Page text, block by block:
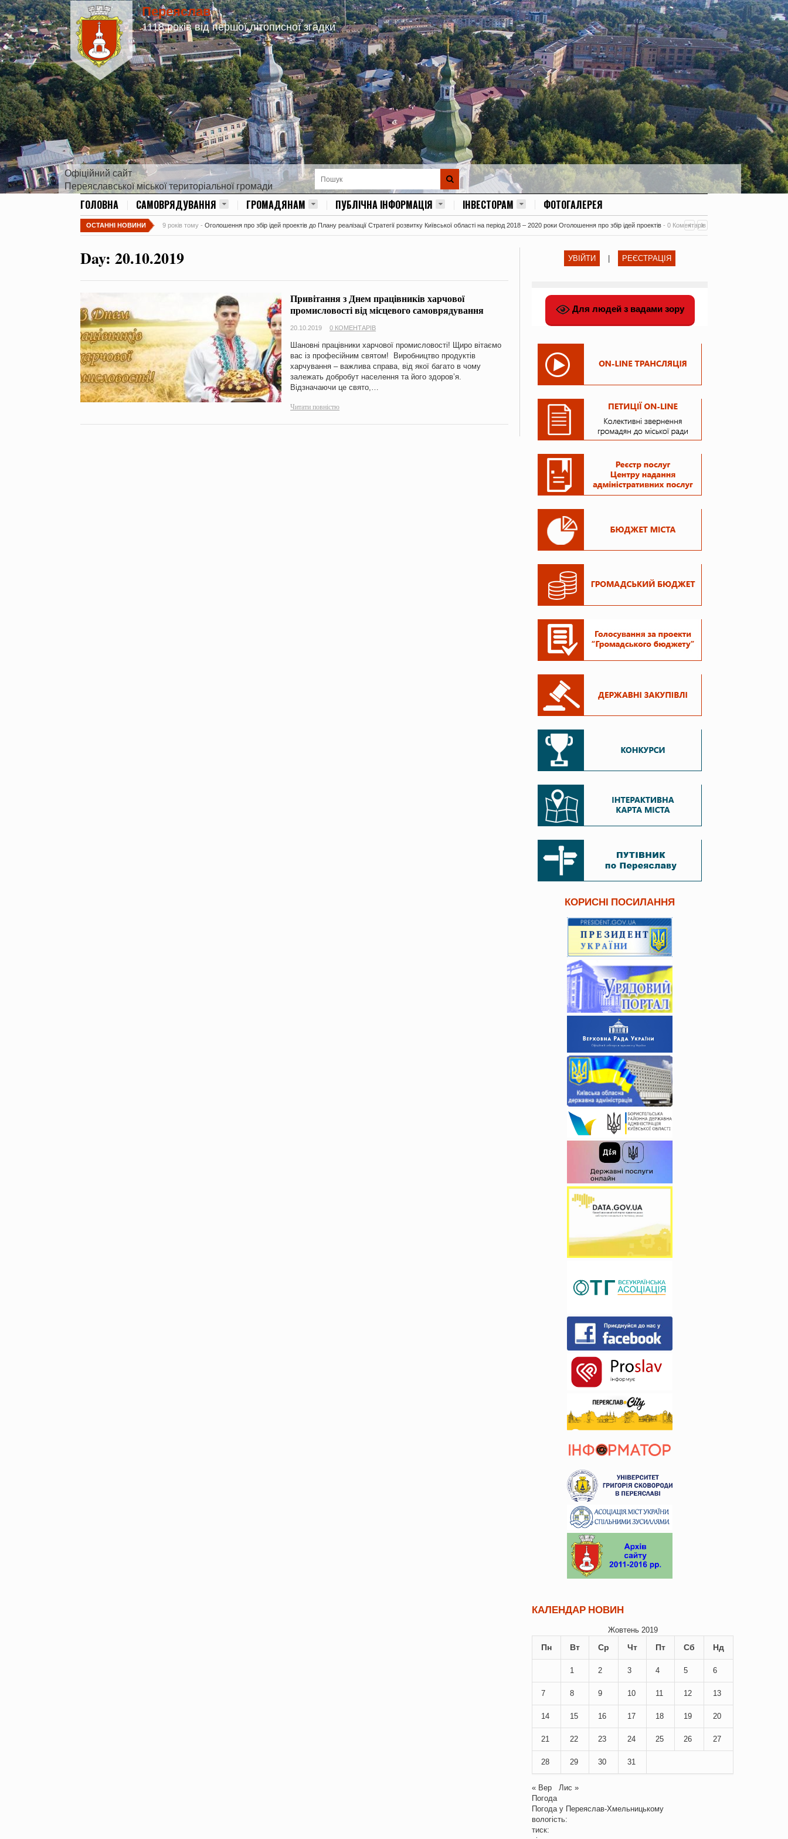
Переяслав
1118 років від першої літописної згадки
Офіційний сайт
Переяславської міської територіальної громади
ГОЛОВНА САМОВРЯДУВАННЯ ГРОМАДЯНАМ ПУБЛІЧНА ІНФОРМАЦІЯ ІНВЕСТОРАМ ФОТОГАЛЕРЕЯ
ОСТАННІ НОВИНИ 9 років тому - Оголошення про збір ідей проектів до Плану реалізації Стратегії розвитку Київської області на період 2018 – 2020 роки Оголошення про збір ідей проектів - 0 Коментарів
Day: 20.10.2019
Привітання з Днем працівників харчової
промисловості від місцевого самоврядування
20.10.2019 0 КОМЕНТАРІВ
Шановні працівники харчової промисловості! Щиро вітаємо
вас із професійним святом! Виробництво продуктів
харчування – важлива справа, від якої багато в чому
залежать добробут населення та його здоров’я.
Відзначаючи це свято,…
Читати повністю
УВІЙТИ РЕЄСТРАЦІЯ
Для людей з вадами зору
КОРИСНІ ПОСИЛАННЯ
КАЛЕНДАР НОВИН
Жовтень 2019
Пн Вт Ср Чт Пт Сб Нд
1 2 3 4 5 6
7 8 9 10 11 12 13
14 15 16 17 18 19 20
21 22 23 24 25 26 27
28 29 30 31
« Вер
Лис »
Погода
Погода у Переяслав-Хмельницькому
вологість:
тиск: